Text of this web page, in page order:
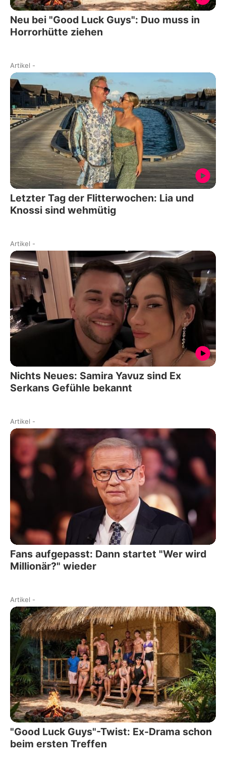
Neu bei "Good Luck Guys": Duo muss in
Horrorhütte ziehen
Artikel -
Letzter Tag der Flitterwochen: Lia und
Knossi sind wehmütig
Artikel -
Nichts Neues: Samira Yavuz sind Ex
Serkans Gefühle bekannt
Artikel -
Fans aufgepasst: Dann startet "Wer wird
Millionär?" wieder
Artikel -
"Good Luck Guys"-Twist: Ex-Drama schon
beim ersten Treffen